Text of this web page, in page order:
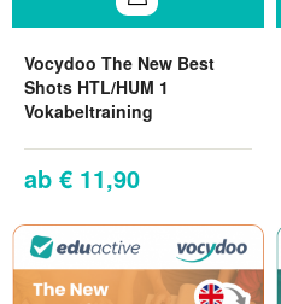
Vocydoo The New Best
Shots HTL/HUM 1
Vokabeltraining
€ 11,90